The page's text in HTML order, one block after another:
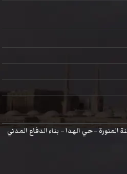
المنورة – حي الهدا – بناء الدفاع المدني